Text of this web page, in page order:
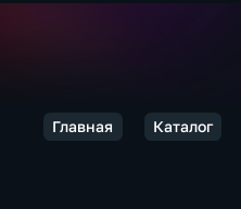
Главная Каталог